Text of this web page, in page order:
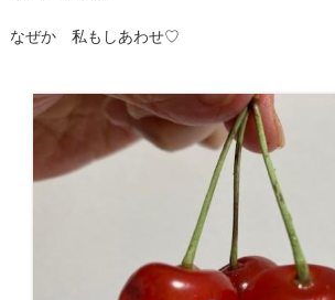
なぜか 私もしあわせ♡